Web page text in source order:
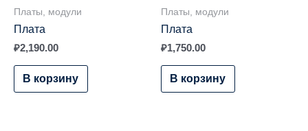
Платы, модули
Плата
₽2,190.00
В корзину
Платы, модули
Плата
₽1,750.00
В корзину